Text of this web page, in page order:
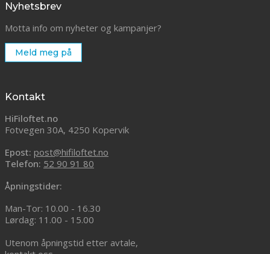
Nyhetsbrev
Motta info om nyheter og kampanjer?
Meld meg på
Kontakt
HiFiloftet.no
Fotvegen 30A, 4250 Kopervik
Epost: post@hifiloftet.no
Telefon: 52 90 91 80
Åpningstider:
Man-Tor: 10.00 - 16.30
Lørdag: 11.00 - 15.00
Utenom åpningstid etter avtale,